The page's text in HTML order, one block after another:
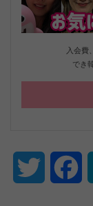
入会費
でき
Twitter